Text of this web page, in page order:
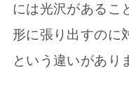
には光沢があるこ
形に張り出すのに
という違いがあり